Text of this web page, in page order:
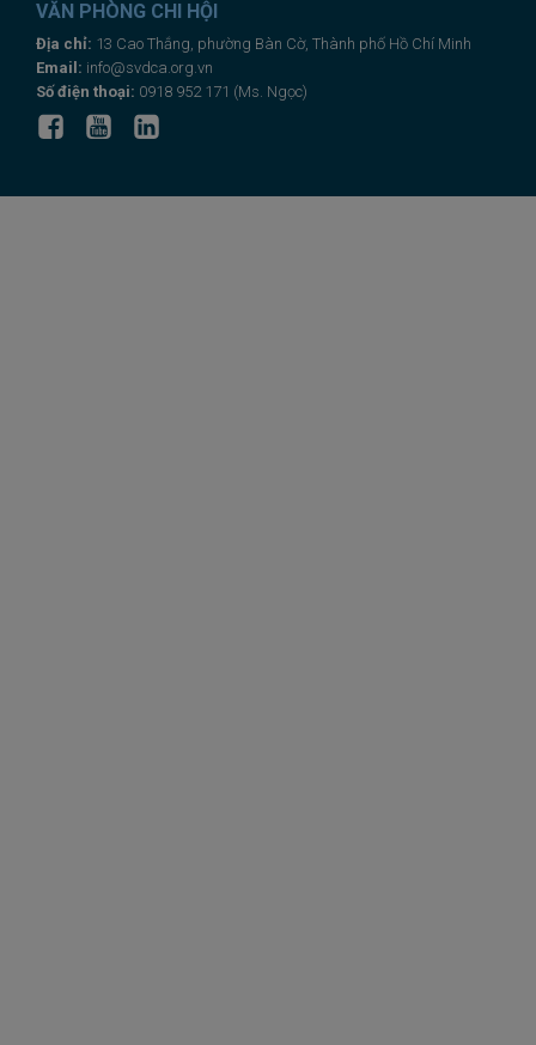
VĂN PHÒNG CHI HỘI
Địa chỉ: 13 Cao Thắng, phường Bàn Cờ, Thành phố Hồ Chí Minh
Email: info@svdca.org.vn
Số điện thoại: 0918 952 171 (Ms. Ngọc)